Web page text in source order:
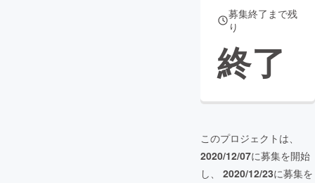
CAMPFIRE Creation
コミュニティ
募集終了まで残
り
終了
このプロジェクトは、
2020/12/07に募集を開始
し、 2020/12/23に募集を